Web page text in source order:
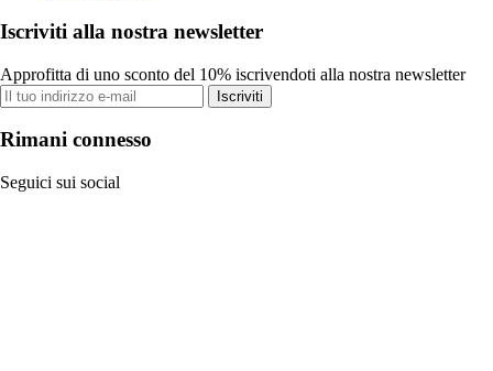
Iscriviti alla nostra newsletter
Approfitta di uno sconto del 10% iscrivendoti alla nostra newsletter
Iscriviti
Rimani connesso
Seguici sui social